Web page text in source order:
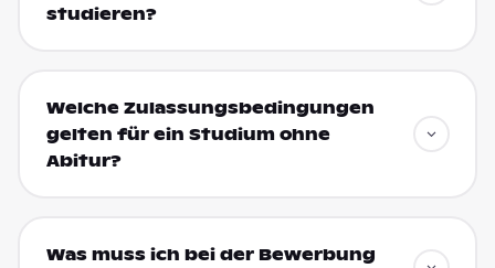
studieren?
Welche Zulassungsbedingungen
gelten für ein Studium ohne
Abitur?
Was muss ich bei der Bewerbung